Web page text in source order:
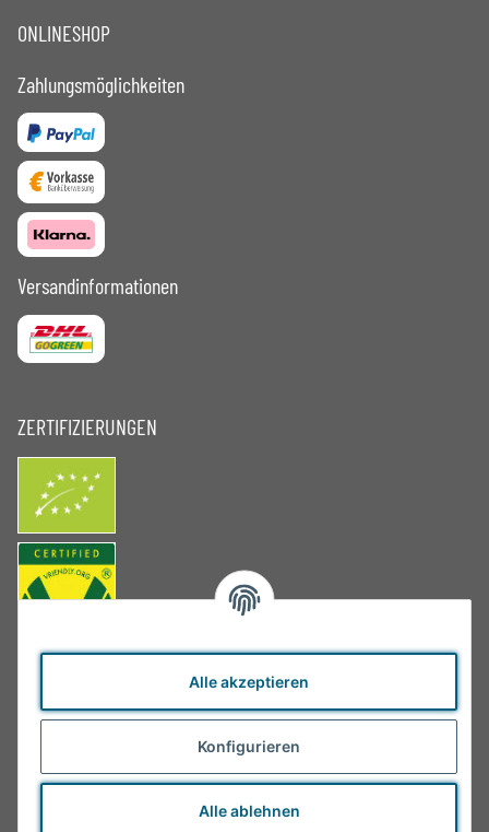
Alle akzeptieren
Konfigurieren
Alle ablehnen
ONLINESHOP
Zahlungsmöglichkeiten
Versandinformationen
ZERTIFIZIERUNGEN